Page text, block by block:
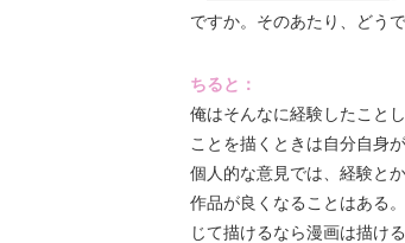
ですか。そのあたり、どう
ちると：
俺はそんなに経験したこと
ことを描くときは自分自身
個人的な意見では、経験と
作品が良くなることはある
じて描けるなら漫画は描ける